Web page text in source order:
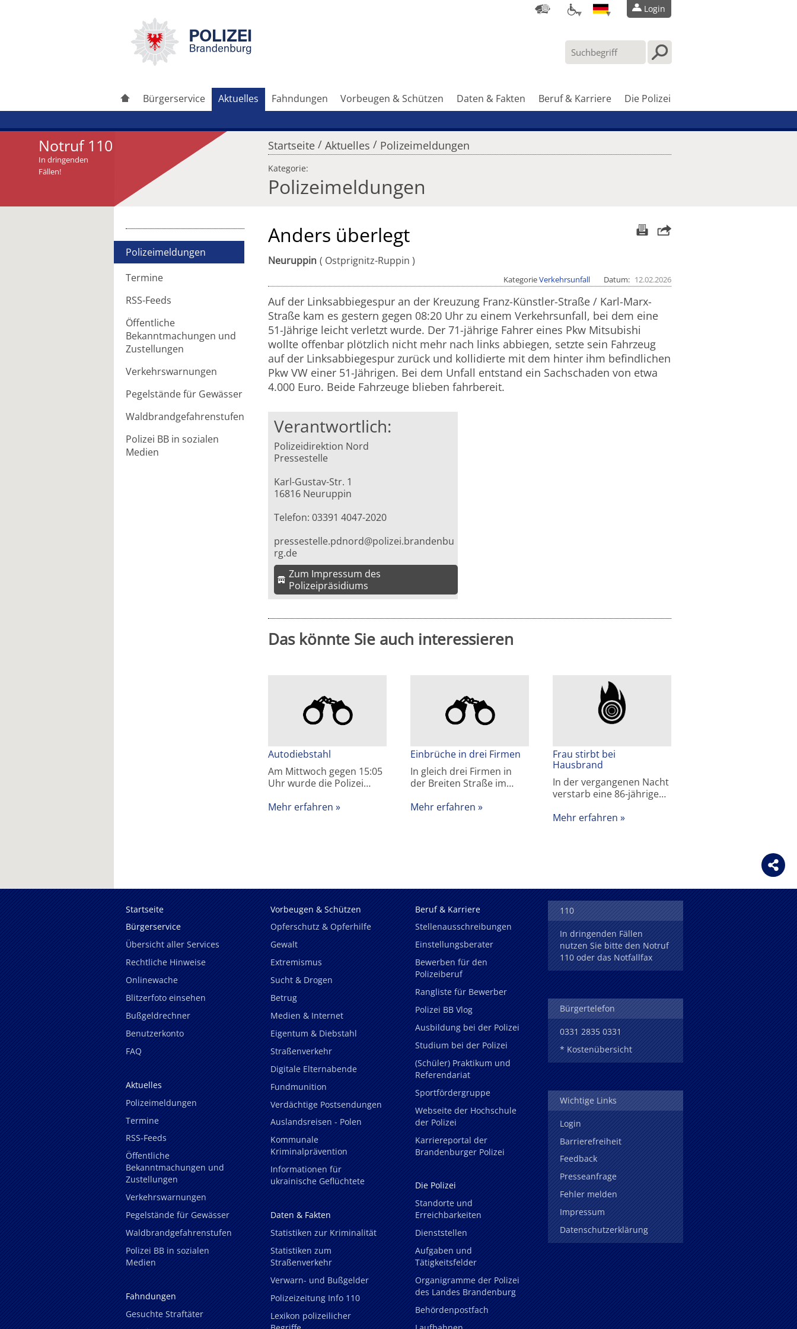
Login
Bürgerservice Aktuelles Fahndungen Vorbeugen & Schützen Daten & Fakten Beruf & Karriere Die Polizei
Notruf 110
In dringenden
Fällen!
Startseite / Aktuelles / Polizeimeldungen
Kategorie:
Polizeimeldungen
Polizeimeldungen
Termine
RSS-Feeds
Öffentliche
Bekanntmachungen und
Zustellungen
Verkehrswarnungen
Pegelstände für Gewässer
Waldbrandgefahrenstufen
Polizei BB in sozialen
Medien
Artikel weiterleiten Anders überlegt
Neuruppin Ostprignitz-Ruppin
KategorieVerkehrsunfall Datum 12.02.2026
Auf der Linksabbiegespur an der Kreuzung Franz-Künstler-Straße / Karl-Marx-
Straße kam es gestern gegen 08:20 Uhr zu einem Verkehrsunfall, bei dem eine
51-Jährige leicht verletzt wurde. Der 71-jährige Fahrer eines Pkw Mitsubishi
wollte offenbar plötzlich nicht mehr nach links abbiegen, setzte sein Fahrzeug
auf der Linksabbiegespur zurück und kollidierte mit dem hinter ihm befindlichen
Pkw VW einer 51-Jährigen. Bei dem Unfall entstand ein Sachschaden von etwa
4.000 Euro. Beide Fahrzeuge blieben fahrbereit.
Verantwortlich:
Polizeidirektion Nord
Pressestelle
Karl-Gustav-Str. 1
16816 Neuruppin
Telefon: 03391 4047-2020
pressestelle.pdnord@polizei.brandenbu
rg.de
Zum Impressum des
Polizeipräsidiums
Das könnte Sie auch interessieren
Autodiebstahl
Am Mittwoch gegen 15:05
Uhr wurde die Polizei…
Mehr erfahren
Einbrüche in drei Firmen
In gleich drei Firmen in
der Breiten Straße im…
Mehr erfahren
Frau stirbt bei
Hausbrand
In der vergangenen Nacht
verstarb eine 86-jährige…
Mehr erfahren
Startseite
Bürgerservice
Übersicht aller Services
Rechtliche Hinweise
Onlinewache
Blitzerfoto einsehen
Bußgeldrechner
Benutzerkonto
FAQ
Aktuelles
Polizeimeldungen
Termine
RSS-Feeds
Öffentliche
Bekanntmachungen und
Zustellungen
Verkehrswarnungen
Pegelstände für Gewässer
Waldbrandgefahrenstufen
Polizei BB in sozialen
Medien
Fahndungen
Gesuchte Straftäter
Vorbeugen & Schützen
Opferschutz & Opferhilfe
Gewalt
Extremismus
Sucht & Drogen
Betrug
Medien & Internet
Eigentum & Diebstahl
Straßenverkehr
Digitale Elternabende
Fundmunition
Verdächtige Postsendungen
Auslandsreisen - Polen
Kommunale
Kriminalprävention
Informationen für
ukrainische Geflüchtete
Daten & Fakten
Statistiken zur Kriminalität
Statistiken zum
Straßenverkehr
Verwarn- und Bußgelder
Polizeizeitung Info 110
Lexikon polizeilicher
Beruf & Karriere
Stellenausschreibungen
Einstellungsberater
Bewerben für den
Polizeiberuf
Rangliste für Bewerber
Polizei BB Vlog
Ausbildung bei der Polizei
Studium bei der Polizei
(Schüler) Praktikum und
Referendariat
Sportfördergruppe
Webseite der Hochschule
der Polizei
Karriereportal der
Brandenburger Polizei
Die Polizei
Standorte und
Erreichbarkeiten
Dienststellen
Aufgaben und
Tätigkeitsfelder
Organigramme der Polizei
des Landes Brandenburg
Behördenpostfach
110
In dringenden Fällen
nutzen Sie bitte den Notruf
110 oder das Notfallfax
Bürgertelefon
0331 2835 0331
* Kostenübersicht
Wichtige Links
Login
Barrierefreiheit
Feedback
Presseanfrage
Fehler melden
Impressum
Datenschutzerklärung